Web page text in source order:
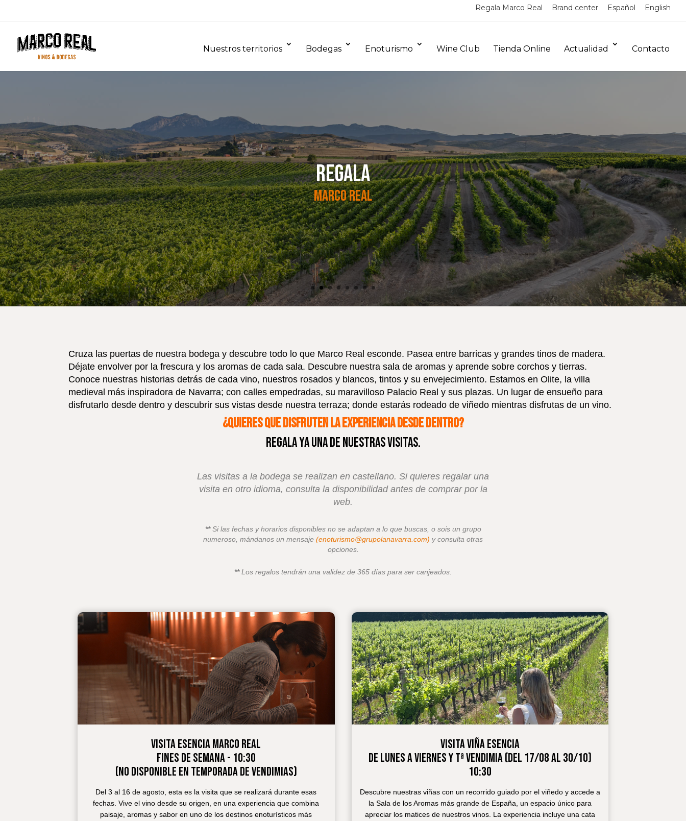
Regala Marco Real Brand center Español English
Nuestros territorios Bodegas Enoturismo Wine Club Tienda Online Actualidad Contacto
REGALA
MARCO REAL
Cruza las puertas de nuestra bodega y descubre todo lo que Marco Real esconde. Pasea entre barricas y grandes tinos de madera.
Déjate envolver por la frescura y los aromas de cada sala. Descubre nuestra sala de aromas y aprende sobre corchos y tierras.
Conoce nuestras historias detrás de cada vino, nuestros rosados y blancos, tintos y su envejecimiento. Estamos en Olite, la villa
medieval más inspiradora de Navarra; con calles empedradas, su maravilloso Palacio Real y sus plazas. Un lugar de ensueño para
disfrutarlo desde dentro y descubrir sus vistas desde nuestra terraza; donde estarás rodeado de viñedo mientras disfrutas de un vino.
¿Quieres que disfruten la experiencia desde dentro?
Regala ya una de nuestras visitas.
Las visitas a la bodega se realizan en castellano. Si quieres regalar una
visita en otro idioma, consulta la disponibilidad antes de comprar por la
web.
**Si las fechas y horarios disponibles no se adaptan a lo que buscas, o sois un grupo
numeroso, mándanos un mensaje (enoturismo@grupolanavarra.com) y consulta otras
opciones.
**Los regalos tendrán una validez de 365 días para ser canjeados.
VISITA ESENCIA MARCO REAL
FINES DE SEMANA - 10:30
(NO DISPONIBLE EN TEMPORADA DE VENDIMIAS)
Del 3 al 16 de agosto, esta es la visita que se realizará durante esas
fechas. Vive el vino desde su origen, en una experiencia que combina
paisaje, aromas y sabor en uno de los destinos enoturísticos más
VISITA VIÑA ESENCIA
DE LUNES A VIERNES Y Tª VENDIMIA (DEL 17/08 AL 30/10)
10:30
Descubre nuestras viñas con un recorrido guiado por el viñedo y accede a
la Sala de los Aromas más grande de España, un espacio único para
apreciar los matices de nuestros vinos. La experiencia incluye una cata